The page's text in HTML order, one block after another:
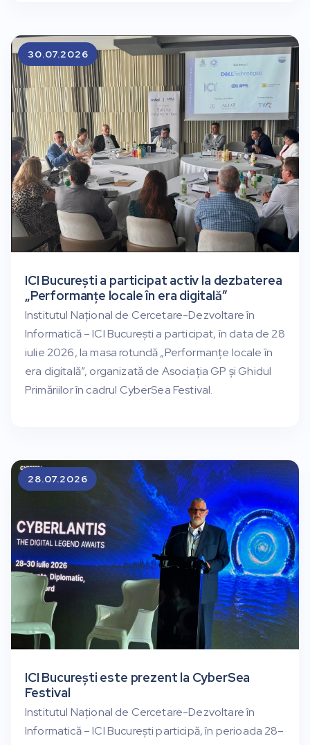
ICI București a participat activ la dezbaterea
„Performanțe locale în era digitală”
Institutul Național de Cercetare-Dezvoltare în
Informatică – ICI București a participat, în data de 28
iulie 2026, la masa rotundă „Performanțe locale în
era digitală”, organizată de Asociația GP și Ghidul
Primăriilor în cadrul CyberSea Festival.
30.07.2026
ICI București este prezent la CyberSea
Festival
Institutul Național de Cercetare-Dezvoltare în
Informatică – ICI București participă, în perioada 28–
28.07.2026